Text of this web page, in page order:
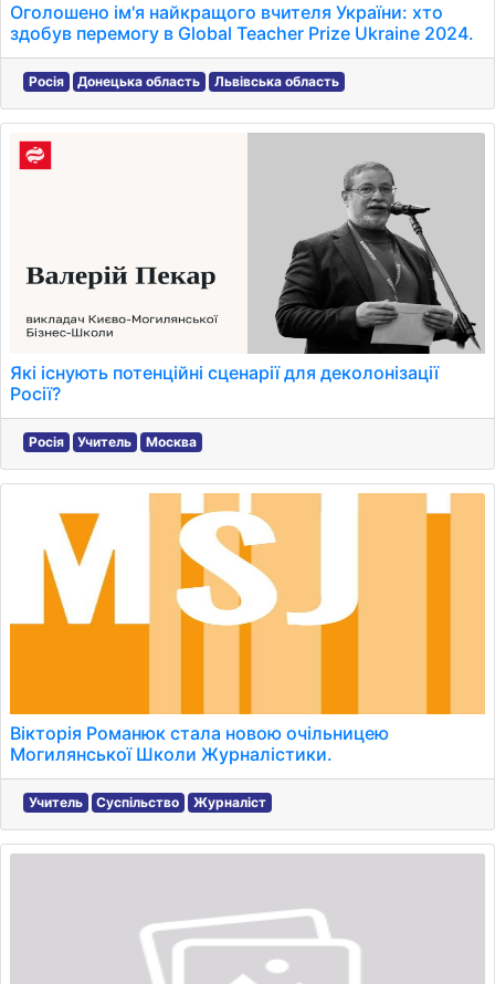
Оголошено ім'я найкращого вчителя України: хто
здобув перемогу в Global Teacher Prize Ukraine 2024.
Росія Донецька область Львівська область
Які існують потенційні сценарії для деколонізації
Росії?
Росія Учитель Москва
Вікторія Романюк стала новою очільницею
Могилянської Школи Журналістики.
Учитель Суспільство Журналіст